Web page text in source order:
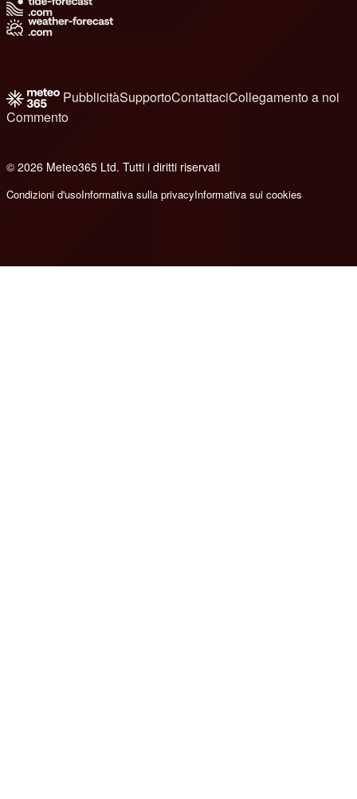
PubblicitàSupportoContattaciCollegamento a noi
Commento
© 2026 Meteo365 Ltd. Tutti i diritti riservati
Condizioni d'usoInformativa sulla privacyInformativa sui cookies